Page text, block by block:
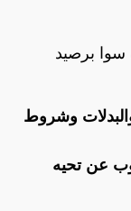
برصيد
وشروط
عن تحيه